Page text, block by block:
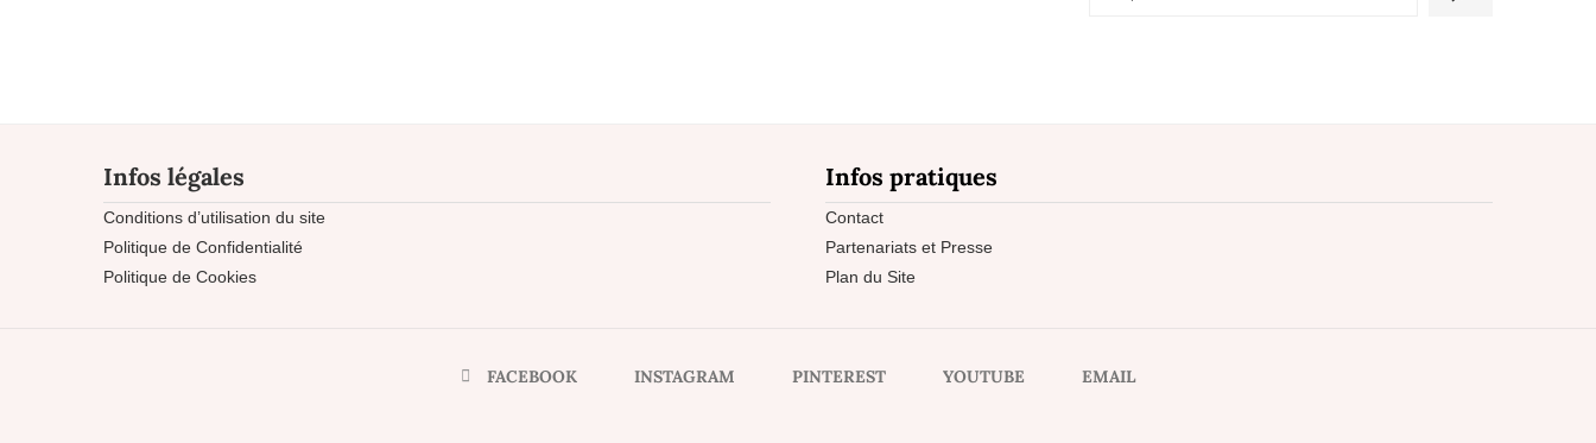
Infos légales
Conditions d’utilisation du site
Politique de Confidentialité
Politique de Cookies
Infos pratiques
Contact
Partenariats et Presse
Plan du Site
FACEBOOK INSTAGRAM PINTEREST YOUTUBE EMAIL